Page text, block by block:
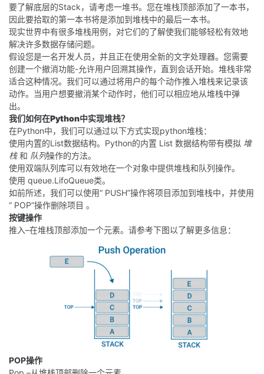
动
关
注
的
开
发
者
学
堂
我
的
我
藏
我
的
Programs
我
的
支
持
我
的
技
我
的
要了解底层的Stack，请考虑一堆书。您在堆栈顶部添加了一本书，
因此要拾取的第一本书将是添加到堆栈中的最后一本书。
现实世界中有很多堆栈用例，对它们的了解使我们能够轻松有效地
解决许多数据存储问题。
假设您是一名开发人员，并且正在使用全新的文字处理器。您需要
创建一个撤消功能-允许用户回溯其操作，直到会话开始。堆栈非常
适合这种情况。我们可以通过将用户的每个动作推入堆栈来记录该
动作。当用户想要撤消某个动作时，他们可以相应地从堆栈中弹
出。
我们如何在Python中实现堆栈？
在Python中，我们可以通过以下方式实现python堆栈：
使用内置的List数据结构。 Python的内置 List 数据结构带有模拟 堆
栈和 队列操作的方法。
使用双端队列库可以有效地在一个对象中提供堆栈和队列操作。
使用 queue.LifoQueue类。
如前所述，我们可以使用“ PUSH”操作将项目添加到堆栈中，并使用
“ POP”操作删除项目 。
按键操作
推入–在堆栈顶部添加一个元素。请参考下图以了解更多信息：
POP操作